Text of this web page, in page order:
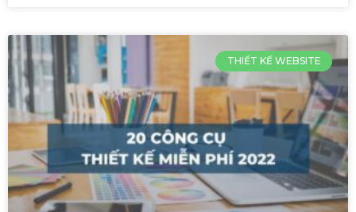
THIẾT KẾ WEBSITE